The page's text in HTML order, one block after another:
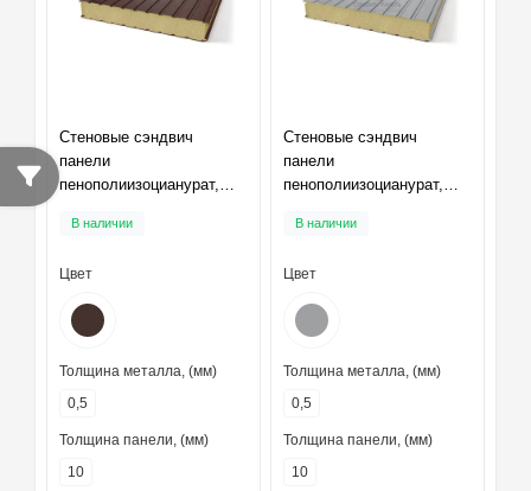
Стеновые сэндвич
панели
пенополиизоцианурат,
толщина 10 мм, RAL8017
В наличии
Цвет
Толщина металла, (мм)
0,5
Толщина панели, (мм)
10
Стеновые сэндвич
панели
пенополиизоцианурат,
толщина 10 мм, RAL7004
В наличии
Цвет
Толщина металла, (мм)
0,5
Толщина панели, (мм)
10